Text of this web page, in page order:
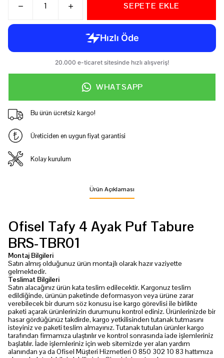
SEPETE EKLE
WHATSAPP
Bu ürün ücretsiz kargo!
Üreticiden en uygun fiyat garantisi
Kolay kurulum
Ürün Açıklaması
Ofisel Tafy 4 Ayak Puf Tabure
BRS-TBR01
Montaj Bilgileri
Satın almış olduğunuz ürün montajlı olarak hazır vaziyette
gelmektedir.
Teslimat Bilgileri
Satın alacağınız ürün kata teslim edilecektir. Kargonuz teslim
edildiğinde, ürünün paketinde deformasyon veya ürüne zarar
verebilecek bir durum söz konusu ise kargo görevlisi ile birlikte
paketi açarak ürünlerinizin durumunu kontrol ediniz. Ürünlerinizde bir
hasar gördüğünüz takdirde, kargo yetkilisinden tutanak tutmasını
isteyiniz ve paketi teslim almayınız. Tutanak tutulan ürünler kargo
tarafından firmamıza ulaştırılır ve kontrol sonrasında iade işlemleriniz
başlatılır. İade işlemleriniz için web sitemizde yer alan yardım
alanından ya da Ofisel Müşteri Hizmetleri 0 850 302 10 83 hattımıza